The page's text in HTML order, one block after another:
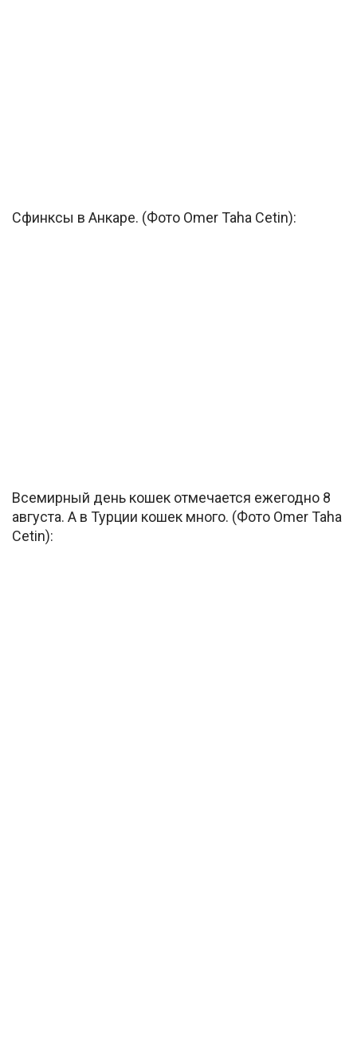
Сфинксы в Анкаре. (Фото Omer Taha Cetin):
Всемирный день кошек отмечается ежегодно 8
августа. А в Турции кошек много. (Фото Omer Taha
Cetin):